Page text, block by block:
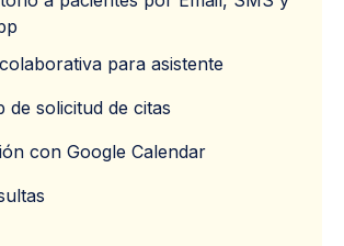
para asistente
de solicitud de citas
con Google Calendar